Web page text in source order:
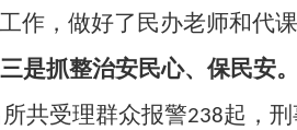
作，做好了民办老师和代
三是抓整治安民心、保民安。
共受理群众报警238起，